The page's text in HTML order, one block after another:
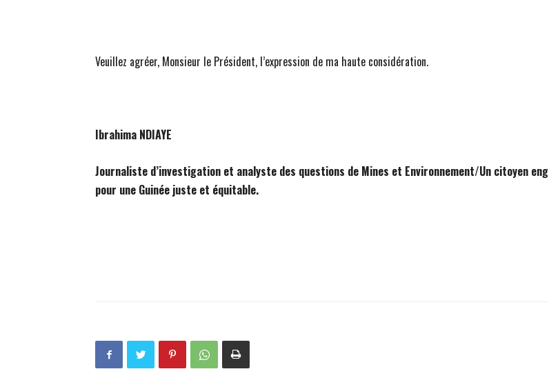
Veuillez agréer, Monsieur le Président, l’expression de ma haute considération.
Ibrahima NDIAYE
Journaliste d’investigation et analyste des questions de Mines et Environnement/Un citoyen
pour une Guinée juste et équitable.